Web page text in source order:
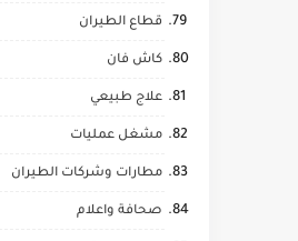
قطاع الطيران
كاش فان
علاج طبيعي
مشغل عمليات
مطارات وشركات الطيران
صحافة واعلام